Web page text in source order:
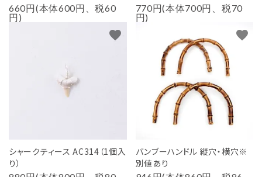
660円(本体600円、税60
円)
770円(本体700円、税70
円)
シャークティース AC314（1個入
り）
favorite
バンブーハンドル 縦穴・横穴※
別値あり
favorite